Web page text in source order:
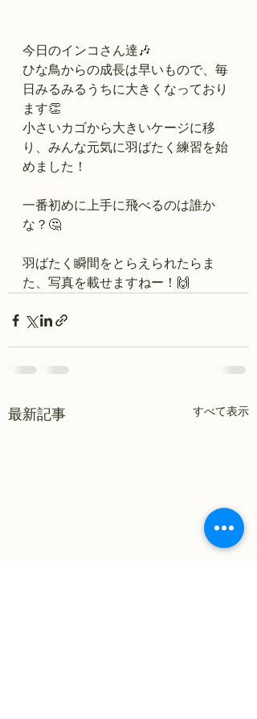
今日のインコさん達🎶
ひな鳥からの成長は早いもので、毎
日みるみるうちに大きくなっており
ます👏
小さいカゴから大きいケージに移
り、みんな元気に羽ばたく練習を始
めました！
一番初めに上手に飛べるのは誰か
な？🤔
羽ばたく瞬間をとらえられたらま
た、写真を載せますねー！🙌
最新記事 すべて表示